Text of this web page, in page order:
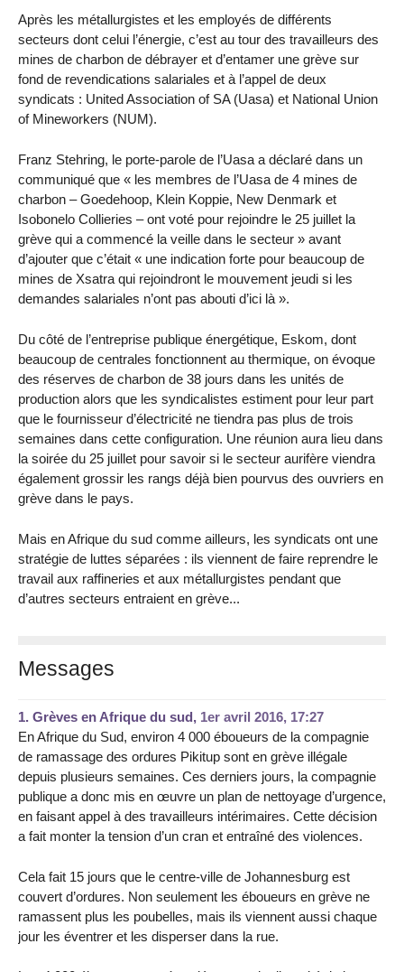
Après les métallurgistes et les employés de différents
secteurs dont celui l’énergie, c’est au tour des travailleurs des
mines de charbon de débrayer et d’entamer une grève sur
fond de revendications salariales et à l’appel de deux
syndicats : United Association of SA (Uasa) et National Union
of Mineworkers (NUM).
Franz Stehring, le porte-parole de l’Uasa a déclaré dans un
communiqué que « les membres de l’Uasa de 4 mines de
charbon – Goedehoop, Klein Koppie, New Denmark et
Isobonelo Collieries – ont voté pour rejoindre le 25 juillet la
grève qui a commencé la veille dans le secteur » avant
d’ajouter que c’était « une indication forte pour beaucoup de
mines de Xsatra qui rejoindront le mouvement jeudi si les
demandes salariales n’ont pas abouti d’ici là ».
Du côté de l’entreprise publique énergétique, Eskom, dont
beaucoup de centrales fonctionnent au thermique, on évoque
des réserves de charbon de 38 jours dans les unités de
production alors que les syndicalistes estiment pour leur part
que le fournisseur d’électricité ne tiendra pas plus de trois
semaines dans cette configuration. Une réunion aura lieu dans
la soirée du 25 juillet pour savoir si le secteur aurifère viendra
également grossir les rangs déjà bien pourvus des ouvriers en
grève dans le pays.
Mais en Afrique du sud comme ailleurs, les syndicats ont une
stratégie de luttes séparées : ils viennent de faire reprendre le
travail aux raffineries et aux métallurgistes pendant que
d’autres secteurs entraient en grève...
Messages
1. Grèves en Afrique du sud, 1er avril 2016, 17:27
En Afrique du Sud, environ 4 000 éboueurs de la compagnie
de ramassage des ordures Pikitup sont en grève illégale
depuis plusieurs semaines. Ces derniers jours, la compagnie
publique a donc mis en œuvre un plan de nettoyage d’urgence,
en faisant appel à des travailleurs intérimaires. Cette décision
a fait monter la tension d’un cran et entraîné des violences.
Cela fait 15 jours que le centre-ville de Johannesburg est
couvert d’ordures. Non seulement les éboueurs en grève ne
ramassent plus les poubelles, mais ils viennent aussi chaque
jour les éventrer et les disperser dans la rue.